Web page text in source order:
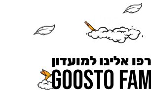
אלינו למועדון